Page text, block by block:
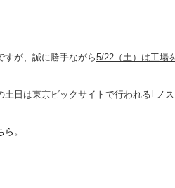
すが、誠に勝手ながら5/22（土）は工場
土日は東京ビックサイトで行われる｢ノ
ら 。